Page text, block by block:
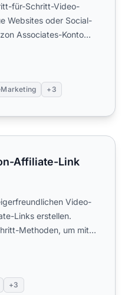
für-Schritt-Video-
Websites oder Social-
Associates-Konto
+3
Link erstellt
Affiliate-Link
Video-
Links erstellen.
Methoden, um mit
+3